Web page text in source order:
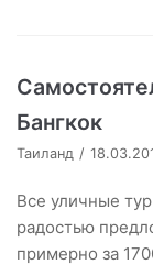
Бангкок
Таиланд
Все уличные
радостью
примерно за